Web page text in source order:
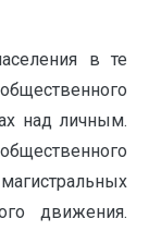
в те
над личным.
движения.